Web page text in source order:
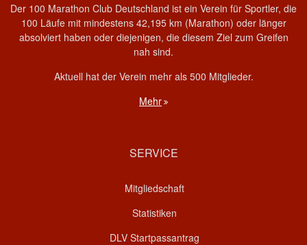
Der 100 Marathon Club Deutschland ist ein Verein für Sportler, die
100 Läufe mit mindestens 42,195 km (Marathon) oder länger
absolviert haben oder diejenigen, die diesem Ziel zum Greifen
nah sind.
Aktuell hat der Verein mehr als 500 Mitglieder.
Mehr
SERVICE
Mitgliedschaft
Statistiken
DLV Startpassantrag